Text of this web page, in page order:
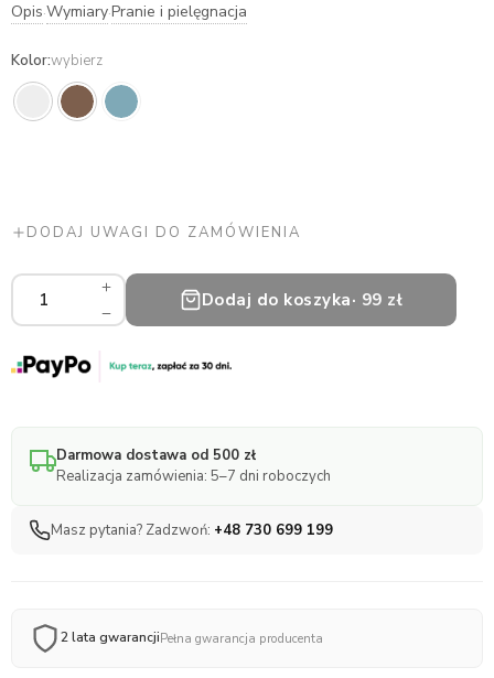
Opis·Wymiary·Pranie i pielęgnacja
Kolor:wybierz
DODAJ UWAGI DO ZAMÓWIENIA
Ponczo
kąpielowe
szlafrok
1-
Dodaj do koszyka· 99 zł
Darmowa dostawa od 500 zł
Realizacja zamówienia: 5–7 dni roboczych
Masz pytania? Zadzwoń: +48 730 699 199
2 lata gwarancjiPełna gwarancja producenta